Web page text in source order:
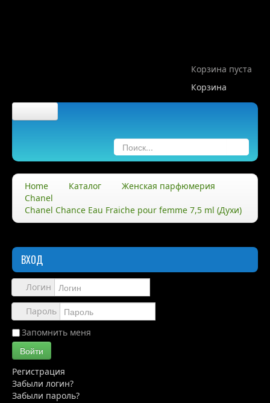
Корзина пуста
Корзина
О нас
Правила
Доставка
Обзоры
Каталог
Контакты
Home Каталог
Женская парфюмерия
Chanel
Chanel Chance Eau Fraiche pour femme 7,5 ml (Духи)
ВХОД
Логин
Пароль
Запомнить меня
Войти
Регистрация
Забыли логин?
Забыли пароль?